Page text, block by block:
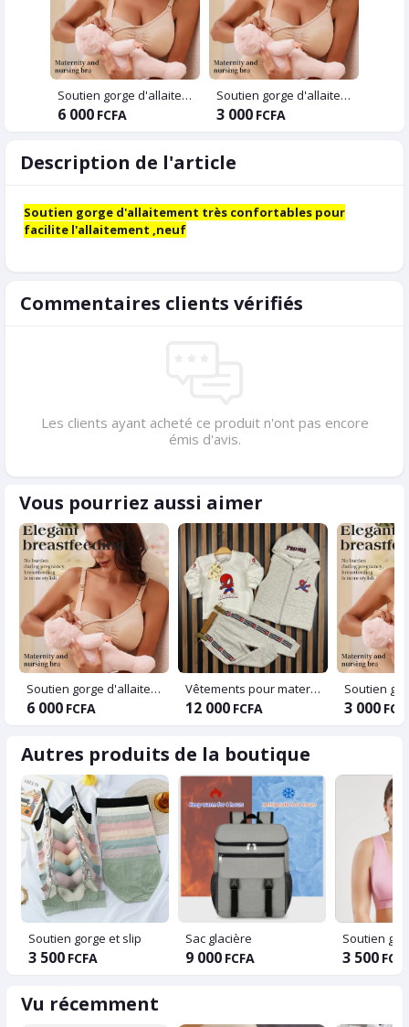
Soutien gorge d'allaitement
6 000 FCFA
Soutien gorge d'allaitement
3 000 FCFA
Description de l'article
Soutien gorge d'allaitement très confortables pour
facilite l'allaitement ,neuf
Commentaires clients vérifiés
Les clients ayant acheté ce produit n'ont pas encore
émis d'avis.
Vous pourriez aussi aimer
Soutien gorge d'allaitement
6 000 FCFA
Vêtements pour maternité
12 000 FCFA 3 000
Autres produits de la boutique
Soutien gorge et slip
3 500 FCFA
Sac glacière
9 000 FCFA 3 500
Vu récemment